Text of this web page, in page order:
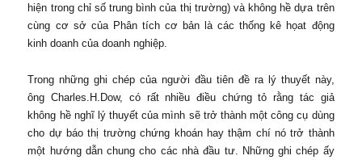
hiện trong chỉ số trung bình của thị trường) và không hề dựa trên
cùng cơ sở của Phân tích cơ bản là các thống kê họat động
kinh doanh của doanh nghiệp.
Trong những ghi chép của người đầu tiên đề ra lý thuyết này,
ông Charles.H.Dow, có rất nhiều điều chứng tỏ rằng tác giả
không hề nghĩ lý thuyết của mình sẽ trở thành một công cụ dùng
cho dự báo thị trường chứng khoán hay thậm chí nó trở thành
một hướng dẫn chung cho các nhà đầu tư. Những ghi chép ấy